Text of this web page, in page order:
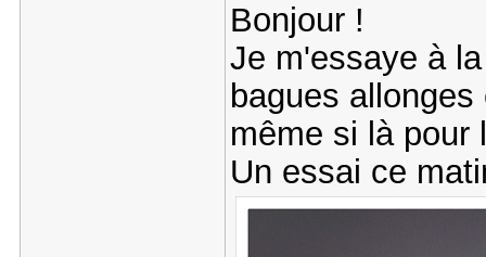
Bonjour !
Je m'essaye à
bagues
même si là pour
Un essai ce